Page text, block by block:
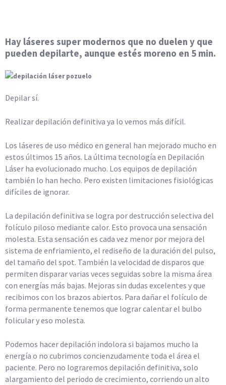
Hay láseres super modernos que no duelen y que
pueden depilarte, aunque estés moreno en 5 min.
Depilar sí.
Realizar depilación definitiva ya lo vemos más difícil.
Los láseres de uso médico en general han mejorado mucho en
estos últimos 15 años. La última tecnología en Depilación
Láser ha evolucionado mucho. Los equipos de depilación
también lo han hecho. Pero existen limitaciones fisiológicas
difíciles de ignorar.
La depilación definitiva se logra por destrucción selectiva del
folículo piloso mediante calor. Esto provoca una sensación
molesta. Esta sensación es cada vez menor por mejora del
sistema de enfriamiento, el rediseño de la duración del pulso,
del tamaño del spot. También la velocidad de disparos que
permiten disparar varias veces seguidas sobre la misma área
con energías más bajas. Mejoras sin dudas excelentes y que
recibimos con los brazos abiertos. Para dañar el folículo de
forma permanente tenemos que lograr calentar el bulbo
folicular y eso molesta.
Podemos hacer depilación indolora si bajamos mucho la
energía o no cubrimos concienzudamente toda el área el
paciente. Pero no lograremos depilación definitiva, solo
alargamiento del periodo de crecimiento, corriendo un alto